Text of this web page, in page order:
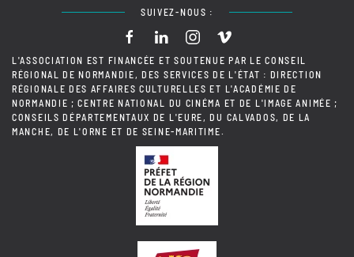
SUIVEZ-NOUS :
L'ASSOCIATION EST FINANCÉE ET SOUTENUE PAR LE CONSEIL
RÉGIONAL DE NORMANDIE, DES SERVICES DE L'ÉTAT : DIRECTION
RÉGIONALE DES AFFAIRES CULTURELLES ET L'ACADÉMIE DE
NORMANDIE ; CENTRE NATIONAL DU CINÉMA ET DE L'IMAGE ANIMÉE ;
CONSEILS DÉPARTEMENTAUX DE L'EURE, DU CALVADOS, DE LA
MANCHE, DE L'ORNE ET DE SEINE-MARITIME.